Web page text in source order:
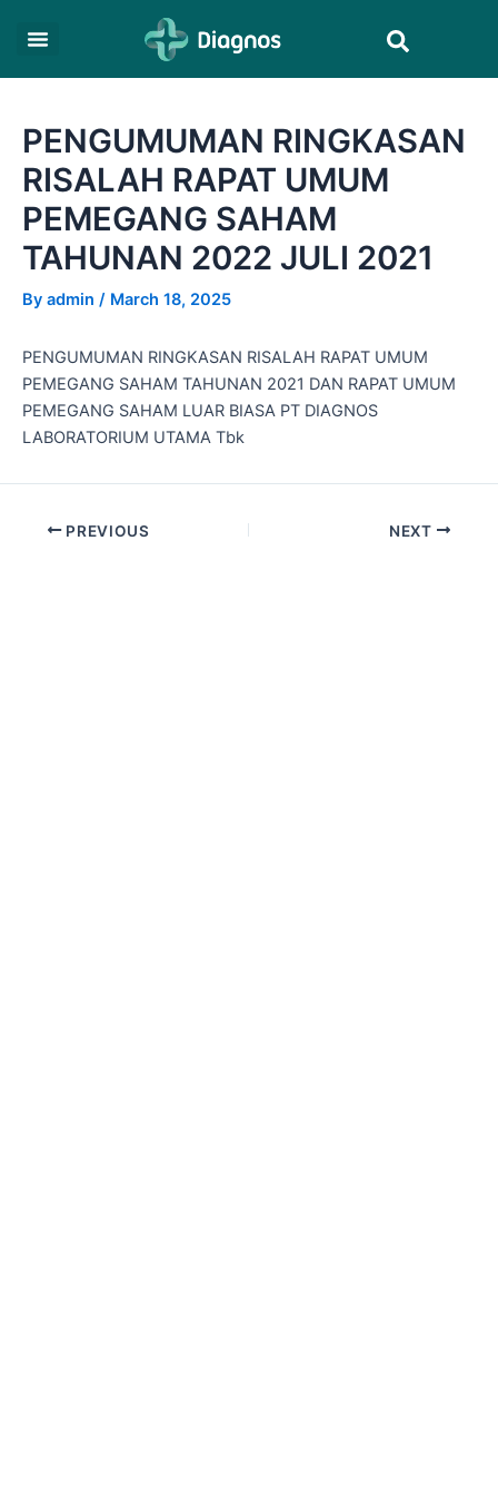
PENGUMUMAN RINGKASAN
RISALAH RAPAT UMUM
PEMEGANG SAHAM
TAHUNAN 2022 JULI 2021
By admin / March 18, 2025
PENGUMUMAN RINGKASAN RISALAH RAPAT UMUM
PEMEGANG SAHAM TAHUNAN 2021 DAN RAPAT UMUM
PEMEGANG SAHAM LUAR BIASA PT DIAGNOS
LABORATORIUM UTAMA Tbk
navigation
PREVIOUS NEXT